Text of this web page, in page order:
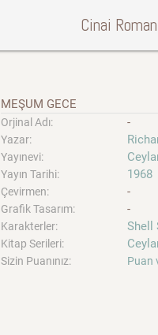
Cinai Roman
MEŞUM GECE
Orjinal Adı: -
Yazar:
Yayınevi:
Yayın Tarihi: 1968
Çevirmen: -
Grafik Tasarım: -
Karakterler: Shell
Kitap Serileri:
Sizin Puanınız: Puan